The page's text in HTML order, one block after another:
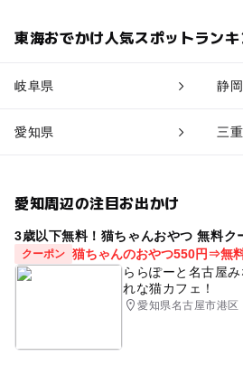
東海おでかけ人気スポットラン
岐阜県 静
愛知県 三
愛知周辺の注目お出かけ
3歳以下無料！猫ちゃんおやつ 無料ク
クーポン 猫ちゃんのおやつ550円⇒無
ららぽーと名古屋
れな猫カフェ！
愛知県名古屋市港区